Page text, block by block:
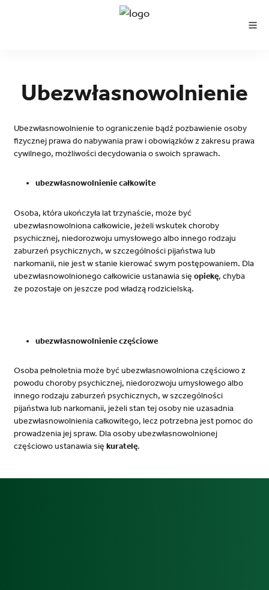
Ubezwłasnowolnienie
Ubezwłasnowolnienie to ograniczenie bądź pozbawienie osoby
fizycznej prawa do nabywania praw i obowiązków z zakresu prawa
cywilnego, możliwości decydowania o swoich sprawach.
ubezwłasnowolnienie całkowite
Osoba, która ukończyła lat trzynaście, może być
ubezwłasnowolniona całkowicie, jeżeli wskutek choroby
psychicznej, niedorozwoju umysłowego albo innego rodzaju
zaburzeń psychicznych, w szczególności pijaństwa lub
narkomanii, nie jest w stanie kierować swym postępowaniem. Dla
ubezwłasnowolnionego całkowicie ustanawia się opiekę, chyba
że pozostaje on jeszcze pod władzą rodzicielską.
ubezwłasnowolnienie częściowe
Osoba pełnoletnia może być ubezwłasnowolniona częściowo z
powodu choroby psychicznej, niedorozwoju umysłowego albo
innego rodzaju zaburzeń psychicznych, w szczególności
pijaństwa lub narkomanii, jeżeli stan tej osoby nie uzasadnia
ubezwłasnowolnienia całkowitego, lecz potrzebna jest pomoc do
prowadzenia jej spraw. Dla osoby ubezwłasnowolnionej
częściowoustanawia się kuratelę.